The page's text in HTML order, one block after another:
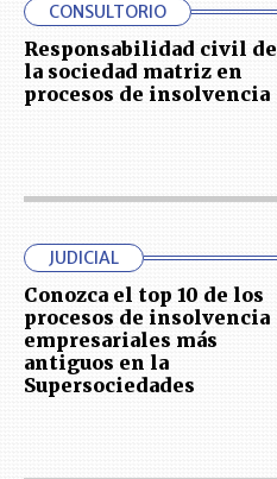
CONSULTORIO
Responsabilidad civil de
la sociedad matriz en
procesos de insolvencia
JUDICIAL
Conozca el top 10 de los
procesos de insolvencia
empresariales más
antiguos en la
Supersociedades